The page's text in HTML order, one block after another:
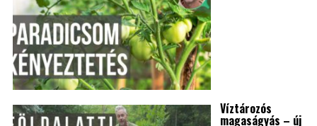
Víztározós
magaságyás – új